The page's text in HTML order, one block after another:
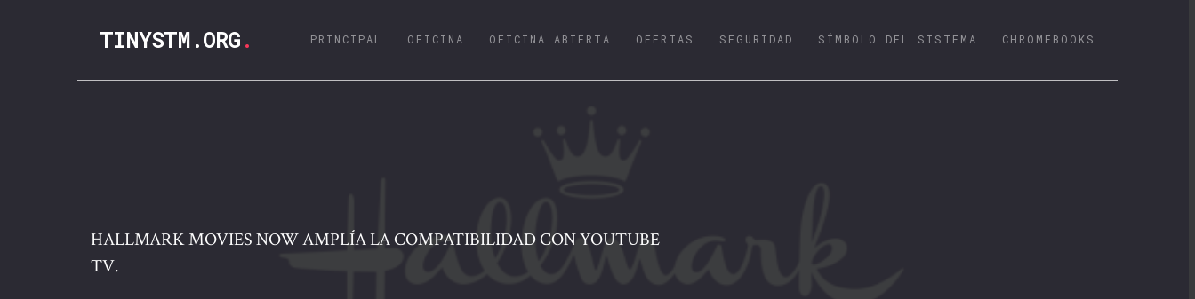
TINYSTM.ORG. PRINCIPAL (CURRENT)
OFICINA OFICINA ABIERTA OFERTAS SEGURIDAD SÍMBOLO DEL SISTEMA CHROMEBOOKS
HALLMARK MOVIES NOW AMPLÍA LA COMPATIBILIDAD CON YOUTUBE
TV.